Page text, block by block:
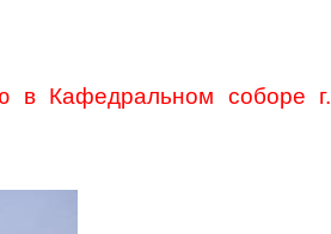
в Кафедральном соборе г.